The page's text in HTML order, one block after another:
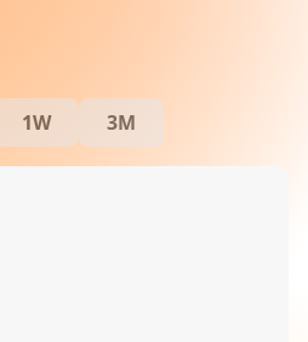
1W 3M